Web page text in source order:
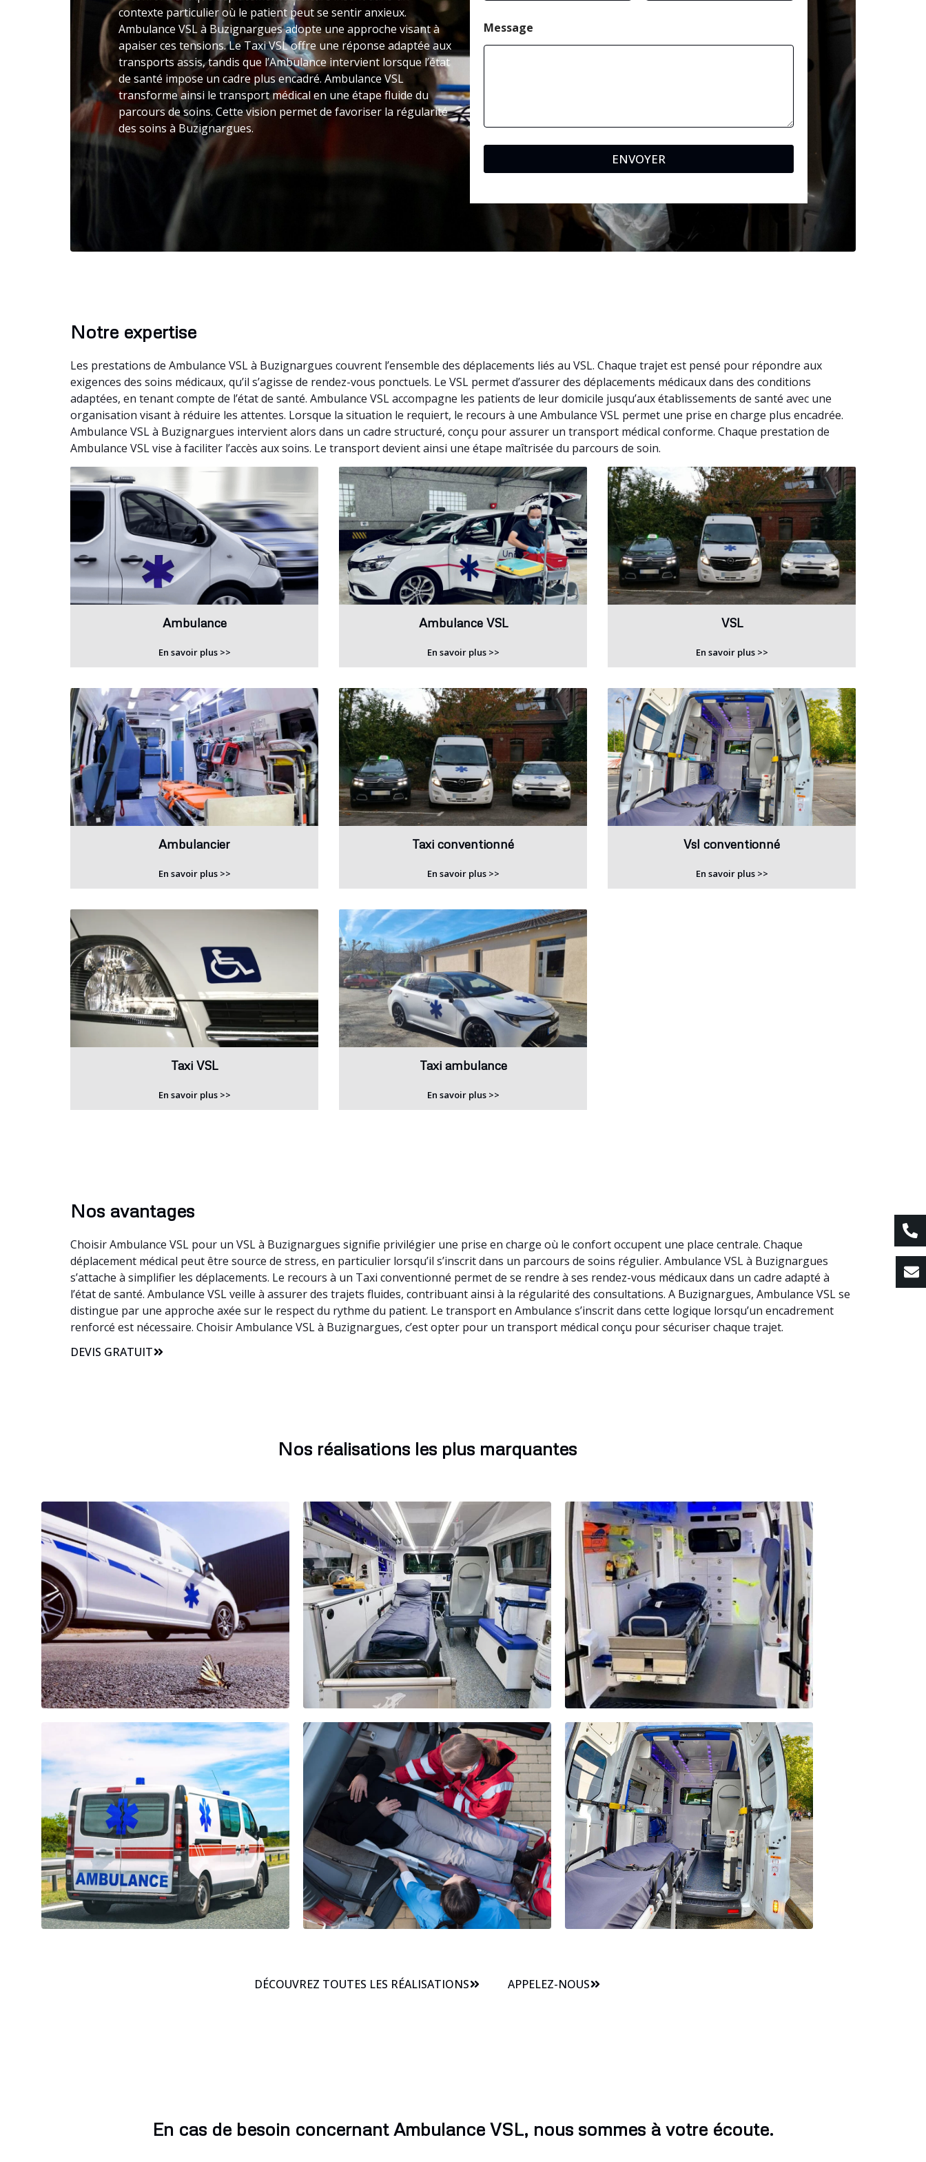
contexte particulier où le patient peut se sentir anxieux.
Ambulance VSL à Buzignargues adopte une approche visant à
apaiser ces tensions. Le Taxi VSL offre une réponse adaptée aux
transports assis, tandis que l’Ambulance intervient lorsque l’état
de santé impose un cadre plus encadré. Ambulance VSL
transforme ainsi le transport médical en une étape fluide du
parcours de soins. Cette vision permet de favoriser la régularité
des soins à Buzignargues.
Message
ENVOYER
Notre expertise
Les prestations de Ambulance VSL à Buzignargues couvrent l’ensemble des déplacements liés au VSL. Chaque trajet est pensé pour répondre aux
exigences des soins médicaux, qu’il s’agisse de rendez-vous ponctuels. Le VSL permet d’assurer des déplacements médicaux dans des conditions
adaptées, en tenant compte de l’état de santé. Ambulance VSL accompagne les patients de leur domicile jusqu’aux établissements de santé avec une
organisation visant à réduire les attentes. Lorsque la situation le requiert, le recours à une Ambulance VSL permet une prise en charge plus encadrée.
Ambulance VSL à Buzignargues intervient alors dans un cadre structuré, conçu pour assurer un transport médical conforme. Chaque prestation de
Ambulance VSL vise à faciliter l’accès aux soins. Le transport devient ainsi une étape maîtrisée du parcours de soin.
Ambulance
En savoir plus >>
Ambulance VSL
En savoir plus >>
VSL
En savoir plus >>
Ambulancier
En savoir plus >>
Taxi conventionné
En savoir plus >>
Vsl conventionné
En savoir plus >>
Taxi VSL
En savoir plus >>
Taxi ambulance
En savoir plus >>
Nos avantages
Choisir Ambulance VSL pour un VSL à Buzignargues signifie privilégier une prise en charge où le confort occupent une place centrale. Chaque
déplacement médical peut être source de stress, en particulier lorsqu’il s’inscrit dans un parcours de soins régulier. Ambulance VSL à Buzignargues
s’attache à simplifier les déplacements. Le recours à un Taxi conventionné permet de se rendre à ses rendez-vous médicaux dans un cadre adapté à
l’état de santé. Ambulance VSL veille à assurer des trajets fluides, contribuant ainsi à la régularité des consultations. A Buzignargues, Ambulance VSL se
distingue par une approche axée sur le respect du rythme du patient. Le transport en Ambulance s’inscrit dans cette logique lorsqu’un encadrement
renforcé est nécessaire. Choisir Ambulance VSL à Buzignargues, c’est opter pour un transport médical conçu pour sécuriser chaque trajet.
DEVIS GRATUIT
Nos réalisations les plus marquantes
DÉCOUVREZ TOUTES LES RÉALISATIONS APPELEZ-NOUS
En cas de besoin concernant Ambulance VSL, nous sommes à votre écoute.